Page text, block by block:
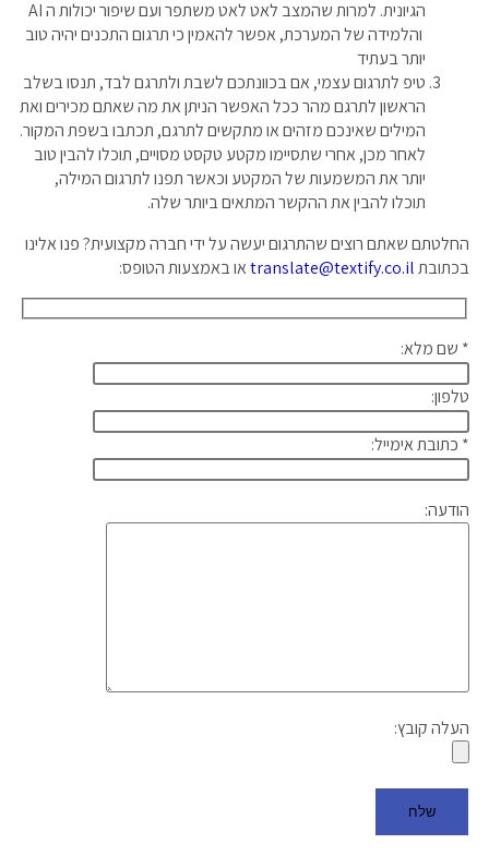
הגיונית. למרות שהמצב לאט לאט משתפר ועם שיפור יכולות ה AI
והלמידה של המערכת, אפשר להאמין כי תרגום התכנים יהיה טוב
יותר בעתיד
טיפ לתרגום עצמי, אם בכוונתכם לשבת ולתרגם לבד, תנסו בשלב
הראשון לתרגם מהר ככל האפשר הניתן את מה שאתם מכירים ואת
המילים שאינכם מזהים או מתקשים לתרגם, תכתבו בשפת המקור.
לאחר מכן, אחרי שתסיימו מקטע טקסט מסויים, תוכלו להבין טוב
יותר את המשמעות של המקטע וכאשר תפנו לתרגום המילה,
תוכלו להבין את ההקשר המתאים ביותר שלה.
החלטתם שאתם רוצים שהתרגום יעשה על ידי חברה מקצועית? פנו אלינו
בכתובתtranslate@textify.co.ilאו באמצעות הטופס:
* שם מלא:
טלפון:
* כתובת אימייל:
הודעה:
העלה קובץ: